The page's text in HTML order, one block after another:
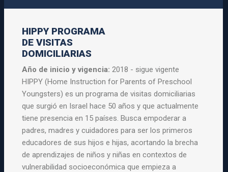
HIPPY PROGRAMA
DE VISITAS
DOMICILIARIAS
Año de inicio y vigencia:2018 - sigue vigente
HIPPY (Home Instruction for Parents of Preschool
Youngsters) es un programa de visitas domiciliarias
que surgió en Israel hace 50 años y que actualmente
tiene presencia en 15 países. Busca empoderar a
padres, madres y cuidadores para ser los primeros
educadores de sus hijos e hijas, acortando la brecha
de aprendizajes de niños y niñas en contextos de
vulnerabilidad socioeconómica que empieza a